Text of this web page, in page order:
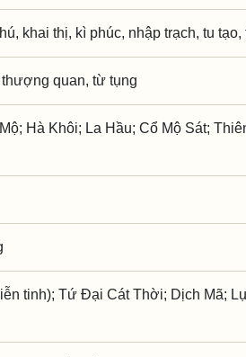
khai thị, kì phúc, nhập trạch, tu tạo,
quan, từ tụng
Hà Khôi; La Hầu; Cổ Mộ Sát;
tinh); Tứ Đại Cát Thời; Dịch Mã;